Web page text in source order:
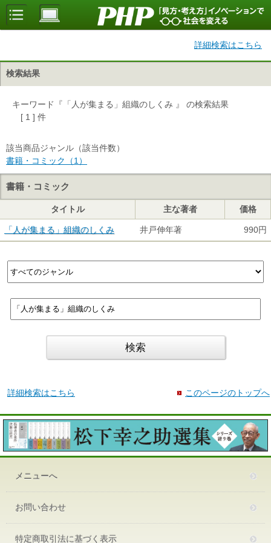
詳細検索はこちら
検索結果
キーワード『「人が集まる」組織のしくみ 』 の検索結果
[ 1 ] 件
該当商品ジャンル（該当件数）
書籍・コミック（1）
書籍・コミック
タイトル 主な著者 価格
「人が集まる」組織のしくみ 井戸伸年著 990円
詳細検索はこちら このページのトップへ
メニューへ
お問い合わせ
特定商取引法に基づく表示